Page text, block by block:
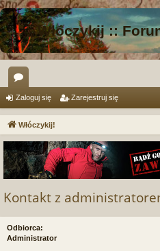
Włóczykij ::
or
a
Zaloguj się Zarejestruj się
Włóczykij!
Kontakt z
Odbiorca:
Administrator